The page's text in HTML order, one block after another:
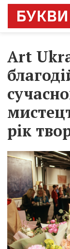
Art
рік